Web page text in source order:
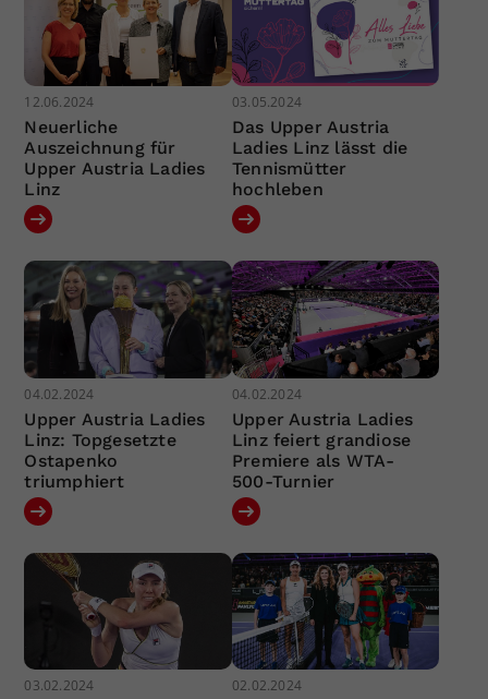
12.06.2024
Neuerliche
Auszeichnung für
Upper Austria Ladies
Linz
03.05.2024
Das Upper Austria
Ladies Linz lässt die
Tennismütter
hochleben
04.02.2024
Upper Austria Ladies
Linz: Topgesetzte
Ostapenko
triumphiert
04.02.2024
Upper Austria Ladies
Linz feiert grandiose
Premiere als WTA-
500-Turnier
03.02.2024 02.02.2024